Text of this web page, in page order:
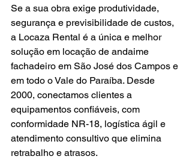
Se a sua obra exige produtividade,
segurança e previsibilidade de custos,
a Locaza Rental é a única e melhor
solução em locação de andaime
fachadeiro em São José dos Campos e
em todo o Vale do Paraíba. Desde
2000, conectamos clientes a
equipamentos confiáveis, com
conformidade NR-18, logística ágil e
atendimento consultivo que elimina
retrabalho e atrasos.